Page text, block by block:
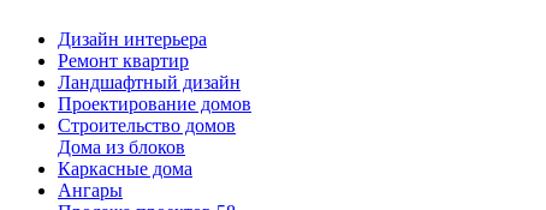
Дизайн интерьера
Ремонт квартир
Ландшафтный дизайн
Проектирование домов
Строительство домов
Дома из блоков
Каркасные дома
Ангары